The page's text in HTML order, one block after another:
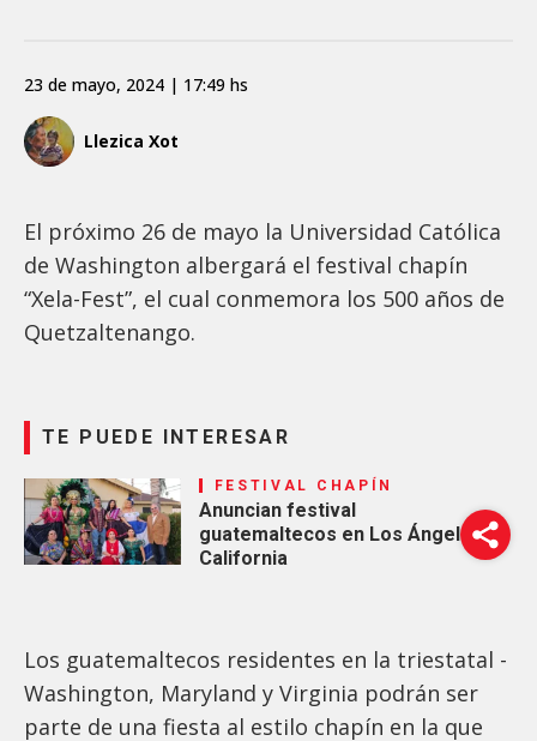
Llezica Xot
23 de mayo, 2024 | 17:49 hs
El próximo 26 de mayo la Universidad Católica
de Washington albergará el festival chapín
“Xela-Fest”, el cual conmemora los 500 años de
Quetzaltenango.
TE PUEDE INTERESAR
FESTIVAL CHAPÍN
Anuncian festival
guatemaltecos en Los Ángeles,
California
Los guatemaltecos residentes en la triestatal -
Washington, Maryland y Virginia podrán ser
parte de una fiesta al estilo chapín en la que